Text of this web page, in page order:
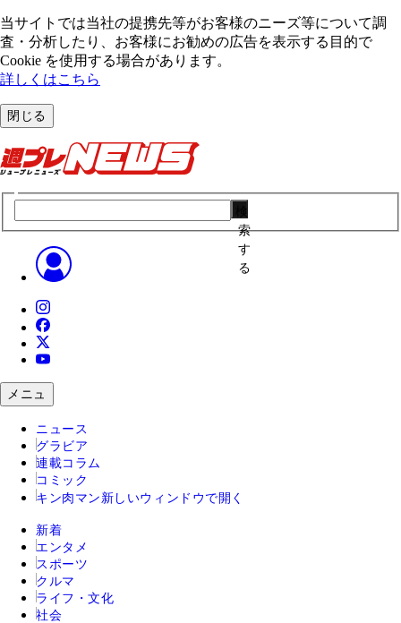
当サイトでは当社の提携先等がお客様のニーズ等について調
査・分析したり、お客様にお勧めの広告を表⽰する⽬的で
Cookie を使⽤する場合があります。
詳しくはこちら
閉じる
索
す
る
メニュ
ニュース
グラビア
連載コラム
コミック
キン肉マン 新しいウィンドウで開く
新着
エンタメ
スポーツ
クルマ
ライフ・文化
社会